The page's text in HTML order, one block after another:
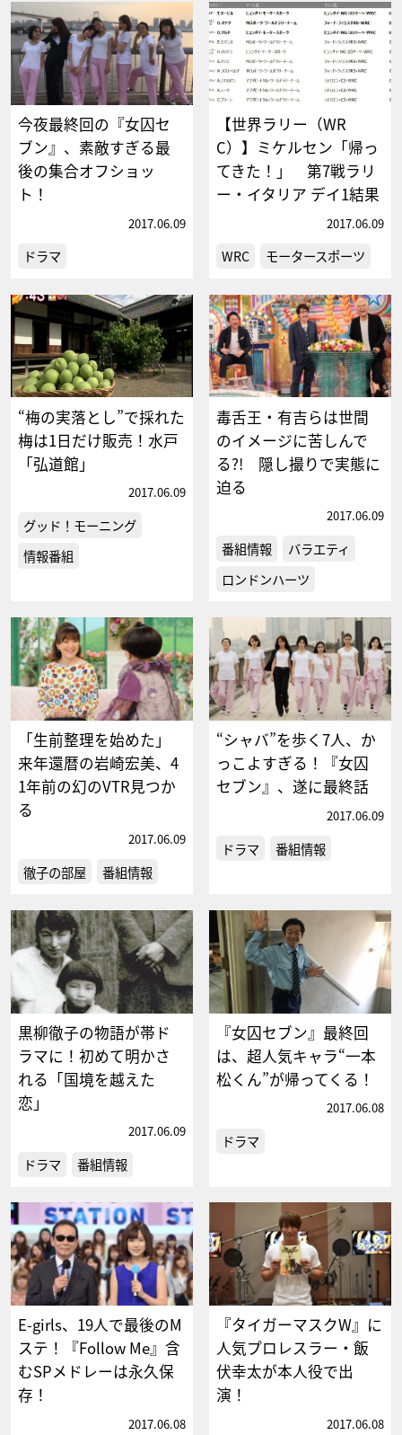
今夜最終回の『女囚セ
ブン』、素敵すぎる最
後の集合オフショッ
ト！
2017.06.09
ドラマ
【世界ラリー（WR
C）】ミケルセン「帰っ
てきた！」 第7戦ラリ
ー・イタリア デイ1結果
2017.06.09
WRC モータースポーツ
“梅の実落とし”で採れた
梅は1日だけ販売！水戸
「弘道館」
2017.06.09
グッド！モーニング
情報番組
毒舌王・有吉らは世間
のイメージに苦しんで
る?! 隠し撮りで実態に
迫る
2017.06.09
番組情報
バラエティ
ロンドンハーツ
「生前整理を始めた」
来年還暦の岩崎宏美、4
1年前の幻のVTR見つか
る
2017.06.09
徹子の部屋 番組情報
“シャバ”を歩く7人、か
っこよすぎる！『女囚
セブン』、遂に最終話
2017.06.09
ドラマ 番組情報
黒柳徹子の物語が帯ド
ラマに！初めて明かさ
れる「国境を越えた
恋」
2017.06.09
ドラマ 番組情報
『女囚セブン』最終回
は、超人気キャラ“一本
松くん”が帰ってくる！
2017.06.08
ドラマ
E-girls、19人で最後のM
ステ！『Follow Me』含
むSPメドレーは永久保
存！
2017.06.08
『タイガーマスクW』に
人気プロレスラー・飯
伏幸太が本人役で出
演！
2017.06.08